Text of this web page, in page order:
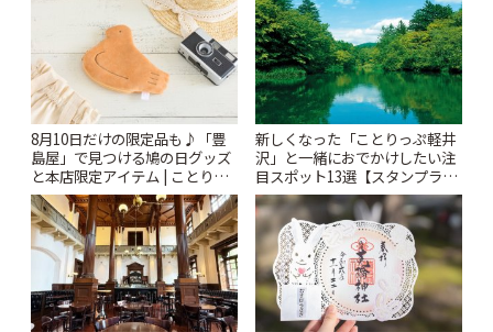
8月10日だけの限定品も♪「豊
島屋」で見つける鳩の日グッズ
と本店限定アイテム | ことりっ
ぷ
新しくなった「ことりっぷ軽井
沢」と一緒におでかけしたい注
目スポット13選【スタンプラリ
ー開催中】 | ことりっぷ